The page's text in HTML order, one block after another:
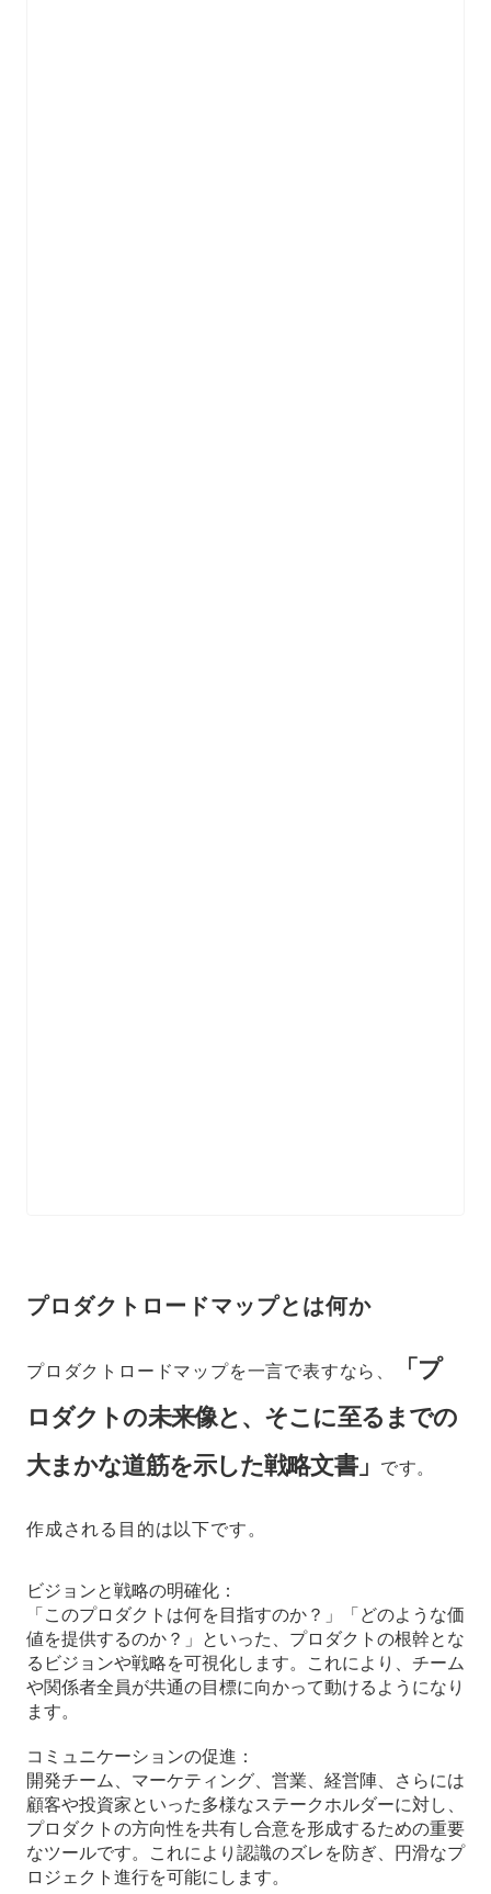
プロダクトロードマップとは何か
プロダクトロードマップを一言で表すなら、
「プ
ロダクトの未来像と、そこに至るまでの
大まかな道筋を示した戦略文書」 です。
作成される目的は以下です。
ビジョンと戦略の明確化：
「このプロダクトは何を目指すのか？」「どのような価
値を提供するのか？」といった、プロダクトの根幹とな
るビジョンや戦略を可視化します。これにより、チーム
や関係者全員が共通の目標に向かって動けるようになり
ます。
コミュニケーションの促進：
開発チーム、マーケティング、営業、経営陣、さらには
顧客や投資家といった多様なステークホルダーに対し、
プロダクトの方向性を共有し合意を形成するための重要
なツールです。これにより認識のズレを防ぎ、円滑なプ
ロジェクト進行を可能にします。